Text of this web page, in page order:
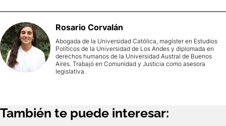
Rosario Corvalán
Abogada de la Universidad Católica, magíster en Estudios
Políticos de la Universidad de Los Andes y diplomada en
derechos humanos de la Universidad Austral de Buenos
Aires. Trabajó en Comunidad y Justicia como asesora
legislativa.
También te puede interesar: